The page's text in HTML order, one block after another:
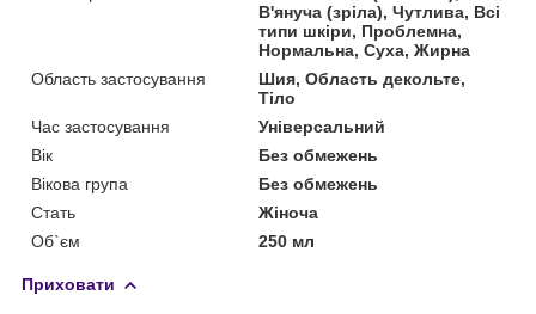
В'януча (зріла), Чутлива, Всі
типи шкіри, Проблемна,
Нормальна, Суха, Жирна
Область застосування
Шия, Область декольте,
Тіло
Час застосування
Універсальний
Вік
Без обмежень
Вікова група
Без обмежень
Стать
Жіноча
Об`єм
250 мл
Приховати